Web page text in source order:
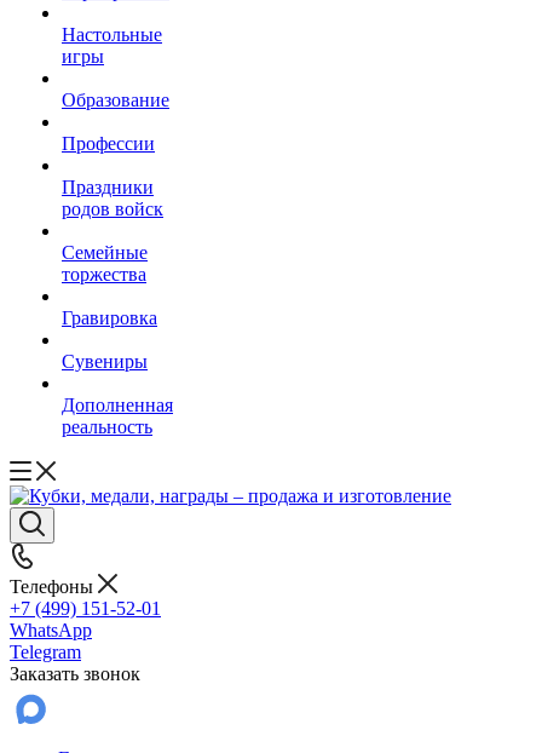
Настольные
игры
Образование
Профессии
Праздники
родов войск
Семейные
торжества
Гравировка
Сувениры
Дополненная
реальность
Телефоны
+7 (499) 151-52-01
WhatsApp
Telegram
Заказать звонок